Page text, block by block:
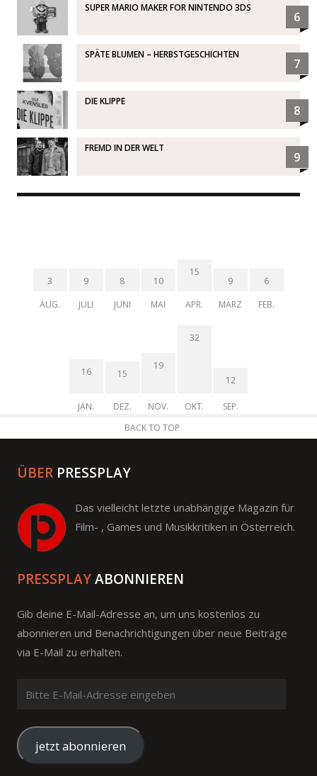
SUPER MARIO MAKER FOR NINTENDO 3DS
6
SPÄTE BLUMEN – HERBSTGESCHICHTEN
7
DIE KLIPPE
8
FREMD IN DER WELT
9
3
AUG.
9
JULI
8
JUNI
10
MAI
15
APR.
9
MÄRZ
6
FEB.
16
JAN.
15
DEZ.
19
NOV.
32
OKT.
12
SEP.
BACK TO TOP
ÜBER PRESSPLAY
Das vielleicht letzte unabhängige Magazin für
Film- , Games und Musikkritiken in Österreich.
PRESSPLAYABONNIEREN
Gib deine E-Mail-Adresse an, um uns kostenlos zu
abonnieren und Benachrichtigungen über neue Beiträge
via E-Mail zu erhalten.
Mail-
Adresse
eingeben
jetzt abonnieren